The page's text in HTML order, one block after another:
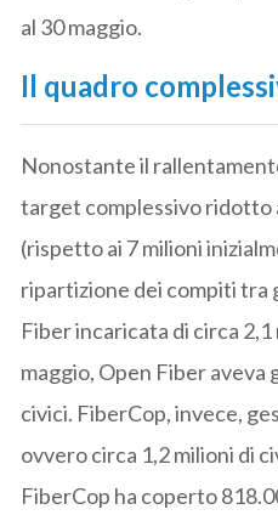
al 30 maggio.
Il quadro
Nonostante il
target complessivo ridotto
(rispetto ai 7 milioni
ripartizione dei compiti tra
Fiber incaricata di circa
maggio, Open Fiber aveva
civici. FiberCop, invece,
ovvero circa 1,2 milioni di
FiberCop ha coperto